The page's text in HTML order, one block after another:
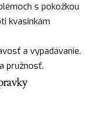
s pokožkou
kvasinkám
a vypadávanie.
pružnosť.